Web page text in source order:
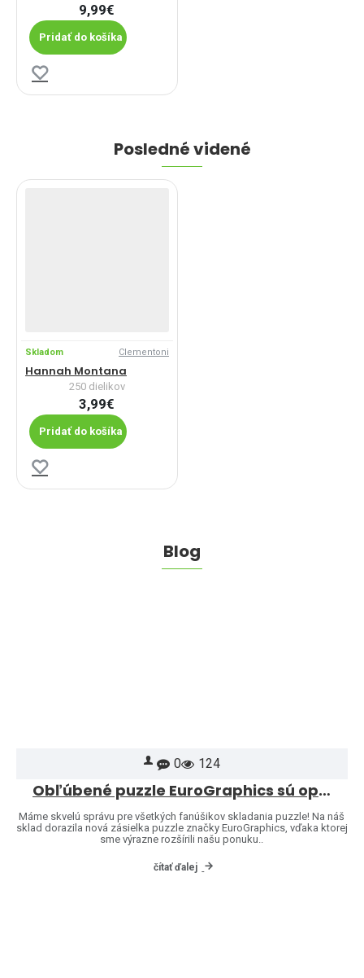
9,99€
Pridať do košíka
Posledné videné
Skladom Clementoni
Hannah Montana
250 dielikov
3,99€
Pridať do košíka
Blog
0 124
Obľúbené puzzle EuroGraphics sú opäť skladom – a ponuku sme rozšírili o ďalšie motívy!
Máme skvelú správu pre všetkých fanúšikov skladania puzzle! Na náš
sklad dorazila nová zásielka puzzle značky EuroGraphics, vďaka ktorej
sme výrazne rozšírili našu ponuku..
čítať ďalej